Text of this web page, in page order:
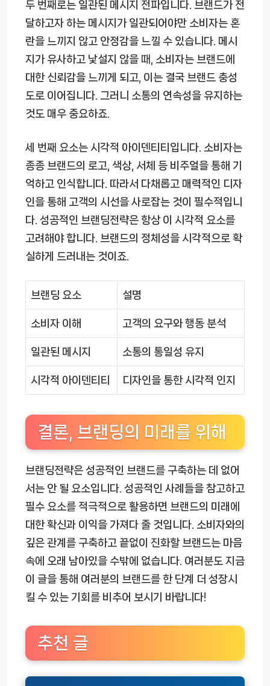
두 번째로는 일관된 메시지 전파입니다. 브랜드가 전
달하고자 하는 메시지가 일관되어야만 소비자는 혼
란을 느끼지 않고 안정감을 느낄 수 있습니다. 메시
지가 유사하고 낯설지 않을 때, 소비자는 브랜드에
대한 신뢰감을 느끼게 되고, 이는 결국 브랜드 충성
도로 이어집니다. 그러니 소통의 연속성을 유지하는
것도 매우 중요하죠.
세 번째 요소는 시각적 아이덴티티입니다. 소비자는
종종 브랜드의 로고, 색상, 서체 등 비주얼을 통해 기
억하고 인식합니다. 따라서 다채롭고 매력적인 디자
인을 통해 고객의 시선을 사로잡는 것이 필수적입니
다. 성공적인 브랜딩전략은 항상 이 시각적 요소를
고려해야 합니다. 브랜드의 정체성을 시각적으로 확
실하게 드러내는 것이죠.
브랜딩 요소 설명
소비자 이해 고객의 요구와 행동 분석
일관된 메시지 소통의 통일성 유지
시각적 아이덴티티 디자인을 통한 시각적 인지
결론, 브랜딩의 미래를 위해
브랜딩전략은 성공적인 브랜드를 구축하는 데 없어
서는 안 될 요소입니다. 성공적인 사례들을 참고하고
필수 요소를 적극적으로 활용하면 브랜드의 미래에
대한 확신과 이익을 가져다 줄 것입니다. 소비자와의
깊은 관계를 구축하고 끝없이 진화할 브랜드는 마음
속에 오래 남아있을 수밖에 없습니다. 여러분도 지금
이 글을 통해 여러분의 브랜드를 한 단계 더 성장시
킬 수 있는 기회를 비추어 보시기 바랍니다!
추천 글